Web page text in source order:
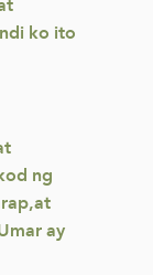
ko ito
ng
ay